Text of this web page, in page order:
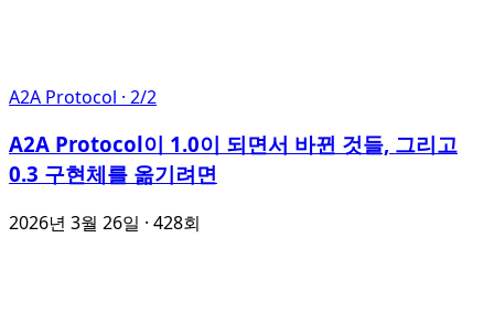
A2A Protocol · 2/2
A2A Protocol이 1.0이 되면서 바뀐 것들, 그리고
0.3 구현체를 옮기려면
2026년 3월 26일 · 428회